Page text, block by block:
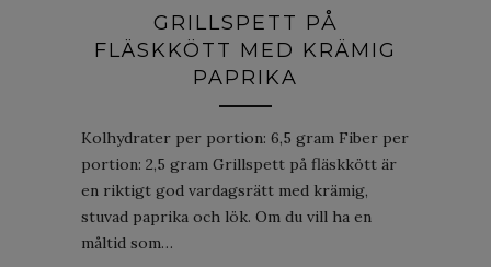
GRILLSPETT PÅ
FLÄSKKÖTT MED KRÄMIG
PAPRIKA
Kolhydrater per portion: 6,5 gram Fiber per
portion: 2,5 gram Grillspett på fläskkött är
en riktigt god vardagsrätt med krämig,
stuvad paprika och lök. Om du vill ha en
måltid som…